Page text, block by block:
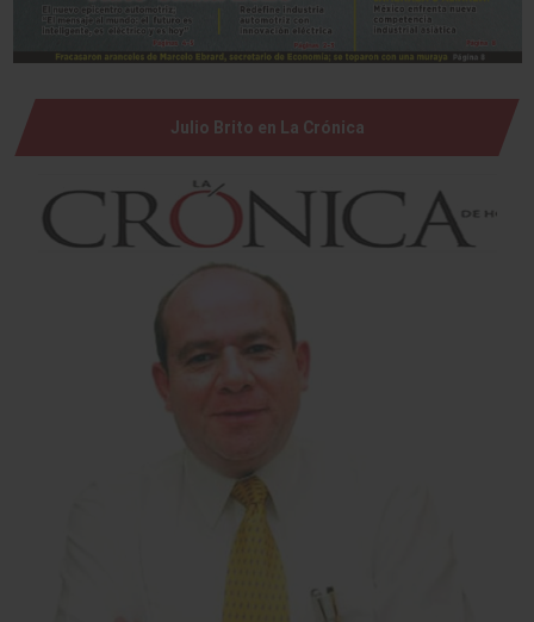
Julio Brito en La Crónica